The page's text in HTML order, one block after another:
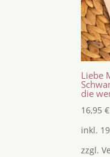
Liebe
die
16,95€
inkl.
zzgl.